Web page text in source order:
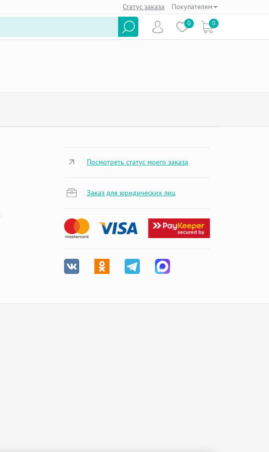
Статус заказа Покупателям
0 0
Посмотреть статус моего заказа
Заказ для юридических лиц